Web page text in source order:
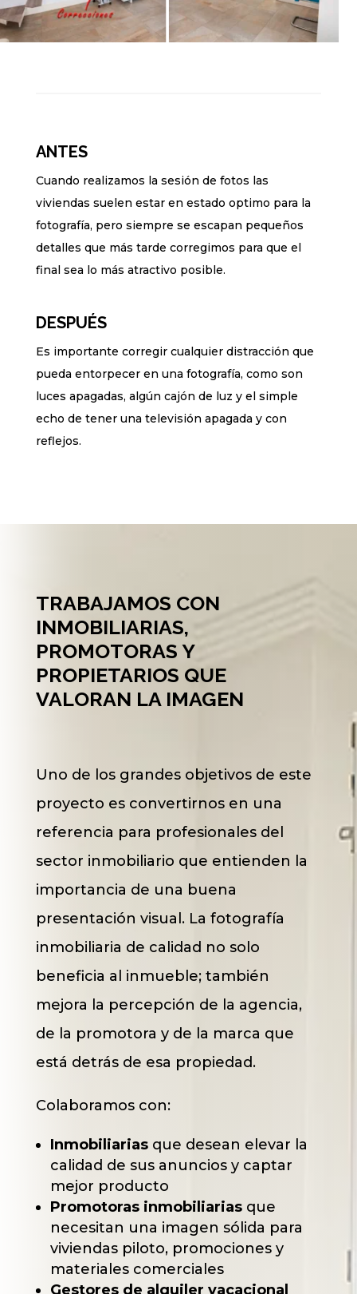
ANTES
Cuando realizamos la sesión de fotos las
viviendas suelen estar en estado optimo para la
fotografía, pero siempre se escapan pequeños
detalles que más tarde corregimos para que el
final sea lo más atractivo posible.
DESPUÉS
Es importante corregir cualquier distracción que
pueda entorpecer en una fotografía, como son
luces apagadas, algún cajón de luz y el simple
echo de tener una televisión apagada y con
reflejos.
TRABAJAMOS CON
INMOBILIARIAS,
PROMOTORAS Y
PROPIETARIOS QUE
VALORAN LA IMAGEN
Uno de los grandes objetivos de este
proyecto es convertirnos en una
referencia para profesionales del
sector inmobiliario que entienden la
importancia de una buena
presentación visual. La fotografía
inmobiliaria de calidad no solo
beneficia al inmueble; también
mejora la percepción de la agencia,
de la promotora y de la marca que
está detrás de esa propiedad.
Colaboramos con:
Inmobiliariasque desean elevar la
calidad de sus anuncios y captar
mejor producto
Promotoras inmobiliariasque
necesitan una imagen sólida para
viviendas piloto, promociones y
materiales comerciales
Gestores de alquiler vacacional